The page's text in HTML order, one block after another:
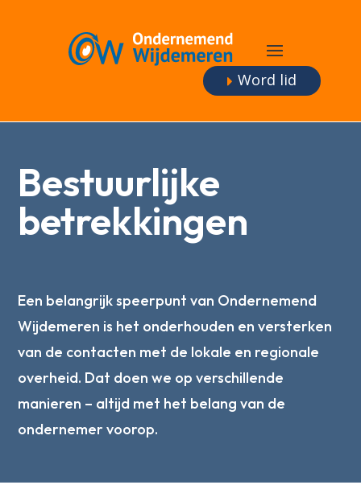
Word lid
Bestuurlijke
betrekkingen
Een belangrijk speerpunt van Ondernemend
Wijdemeren is het onderhouden en versterken
van de contacten met de lokale en regionale
overheid. Dat doen we op verschillende
manieren – altijd met het belang van de
ondernemer voorop.